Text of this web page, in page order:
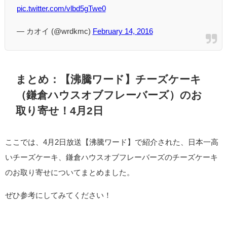
pic.twitter.com/vlbd5gTwe0
— カオイ (@wrdkmc) February 14, 2016
まとめ：【沸騰ワード】チーズケーキ
（鎌倉ハウスオブフレーバーズ）のお
取り寄せ！4月2日
ここでは、4月2日放送【沸騰ワード】で紹介された、日本一高
いチーズケーキ、鎌倉ハウスオブフレーバーズのチーズケーキ
のお取り寄せについてまとめました。
ぜひ参考にしてみてください！